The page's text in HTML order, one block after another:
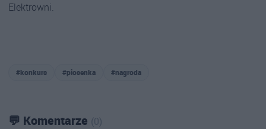
Elektrowni.
#konkurs #piosenka #nagroda
💬 Komentarze (0)